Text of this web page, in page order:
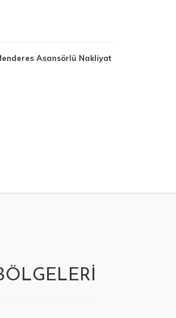
Asansörlü Nakliyat